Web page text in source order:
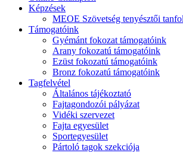
Képzések
MEOE Szövetség tenyésztői
Támogatóink
Gyémánt fokozat támogatóink
Arany fokozatú támogatóink
Ezüst fokozatú támogatóink
Bronz fokozatú támogatóink
Tagfelvétel
Általános tájékoztató
Fajtagondozói pályázat
Vidéki szervezet
Fajta egyesület
Sportegyesület
Pártoló tagok szekciója